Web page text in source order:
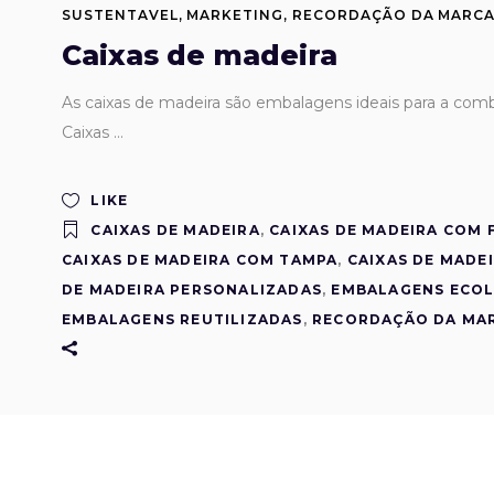
SUSTENTAVEL, MARKETING , RECORDAÇÃO DA
Caixas de madeira
As caixas de madeira são embalagens ideais para a
Caixas
LIKE
CAIXAS DE MADEIRA, CAIXAS DE MADEIRA COM
CAIXAS DE MADEIRA COM TAMPA, CAIXAS DE
DE MADEIRA PERSONALIZADAS, EMBALAGENS
EMBALAGENS REUTILIZADAS , RECORDAÇÃO DA